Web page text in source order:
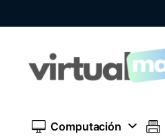
Computación